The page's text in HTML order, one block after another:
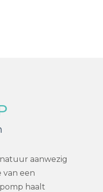
aanwezig
van een
haalt